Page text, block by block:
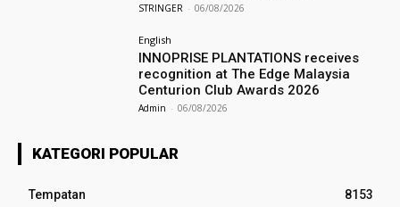
STRINGER - 06/08/2026
English
INNOPRISE PLANTATIONS receives
recognition at The Edge Malaysia
Centurion Club Awards 2026
Admin - 06/08/2026
KATEGORI POPULAR
Tempatan
8153